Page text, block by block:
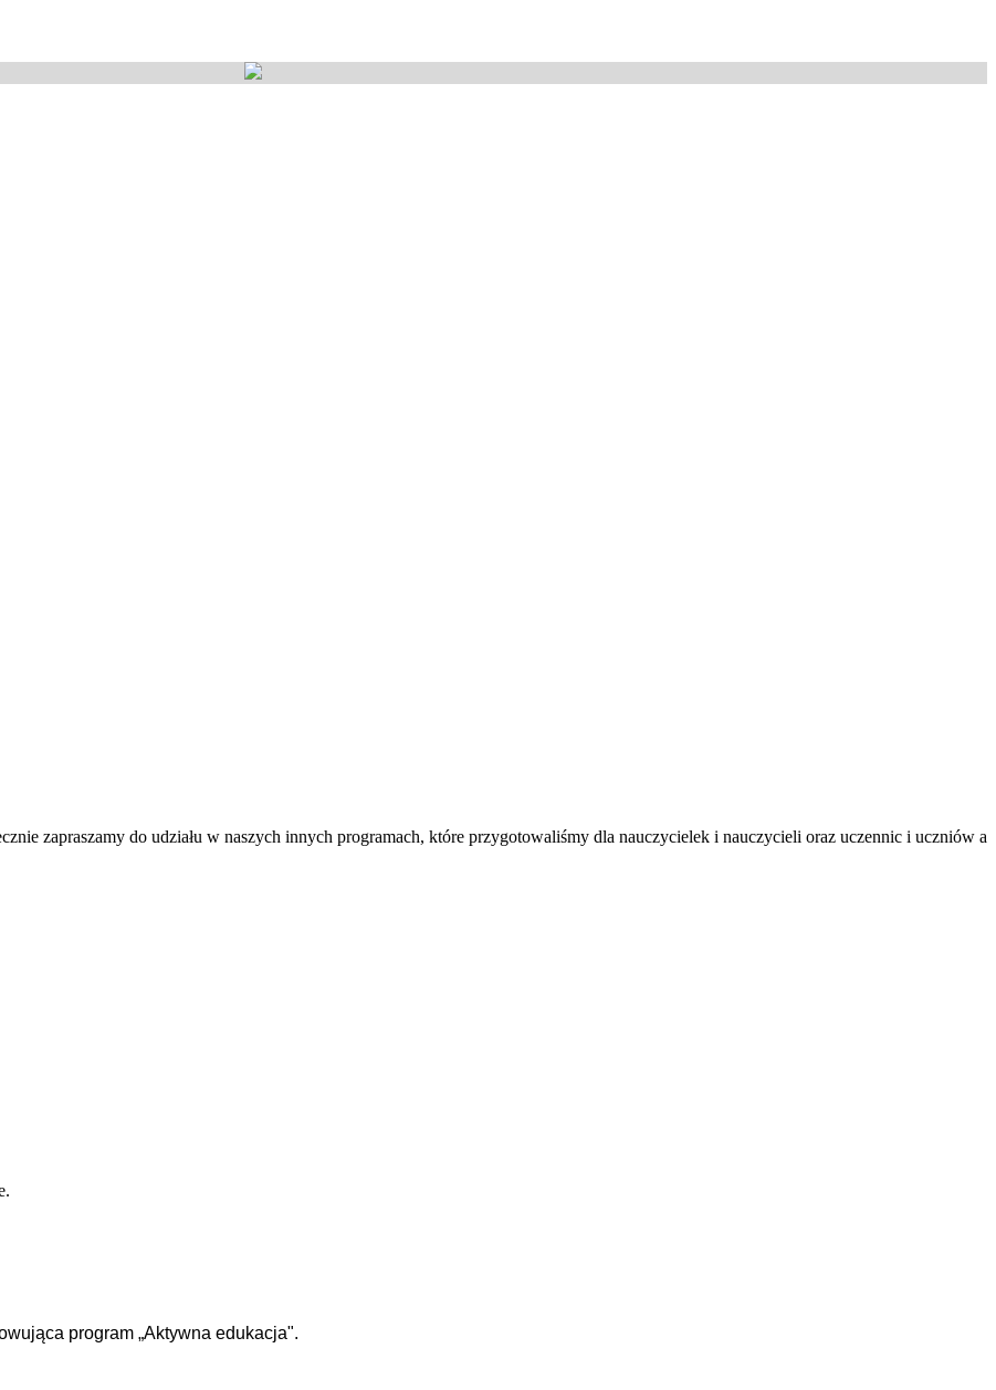
zapraszamy do udziału w naszych innych programach, które przygotowaliśmy dla nauczycielek i nauczycieli oraz uczennic i uczniów a
program „Aktywna edukacja".